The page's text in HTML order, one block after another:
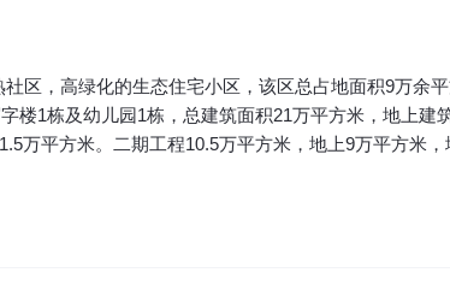
区，高绿化的生态住宅小区，该区总占地面积9万余
楼1栋及幼儿园1栋，总建筑面积21万平方米，地上
万平方米。二期工程10.5万平方米，地上9万平方米